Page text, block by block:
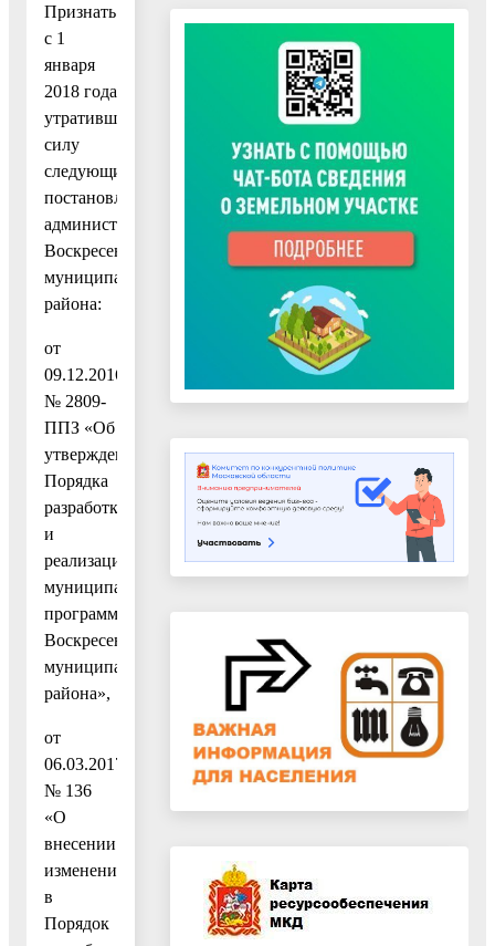
Признать
с 1
января
2018 года
утратившими
силу
следующие
постановления
администрации
Воскресенского
муниципального
района:
от
09.12.2016
№ 2809-
ППЗ «Об
утверждении
Порядка
разработки
и
реализации
муниципальных
программ
Воскресенского
муниципального
района»,
от
06.03.2017
№ 136
«О
внесении
изменений
в
Порядок